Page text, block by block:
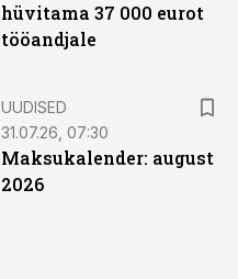
hüvitama 37 000 eurot
tööandjale
UUDISED
31.07.26, 07:30
Maksukalender: august
2026